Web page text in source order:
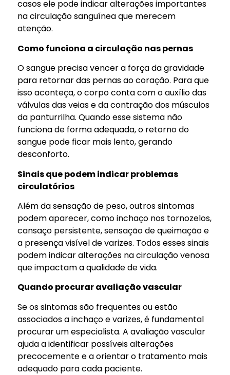
casos ele pode indicar alterações importantes
na circulação sanguínea que merecem
atenção.
Como funciona a circulação nas pernas
O sangue precisa vencer a força da gravidade
para retornar das pernas ao coração. Para que
isso aconteça, o corpo conta com o auxílio das
válvulas das veias e da contração dos músculos
da panturrilha. Quando esse sistema não
funciona de forma adequada, o retorno do
sangue pode ficar mais lento, gerando
desconforto.
Sinais que podem indicar problemas
circulatórios
Além da sensação de peso, outros sintomas
podem aparecer, como inchaço nos tornozelos,
cansaço persistente, sensação de queimação e
a presença visível de varizes. Todos esses sinais
podem indicar alterações na circulação venosa
que impactam a qualidade de vida.
Quando procurar avaliação vascular
Se os sintomas são frequentes ou estão
associados a inchaço e varizes, é fundamental
procurar um especialista. A avaliação vascular
ajuda a identificar possíveis alterações
precocemente e a orientar o tratamento mais
adequado para cada paciente.